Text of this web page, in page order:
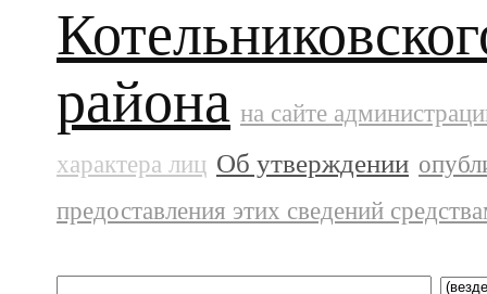
района на сайте
характера лиц Об утверждении
предоставления этих сведений